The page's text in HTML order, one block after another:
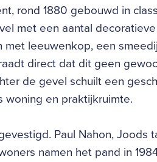
rond 1880 gebouwd in
met een aantal
met leeuwenkop, een
direct dat dit geen
de gevel schuilt een
woning en praktijkruimte.
Paul Nahon, Joods
namen het pand in